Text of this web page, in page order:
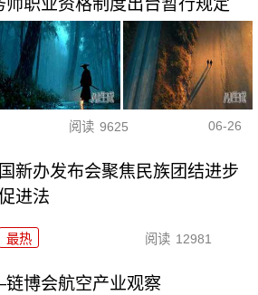
师职业资格制度出台暂行规定
阅读 9625 06-26
国新办发布会聚焦民族团结进步
进法
最热 阅读 12981
博会航空产业观察